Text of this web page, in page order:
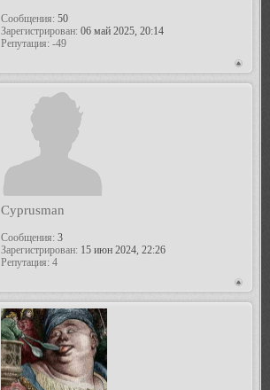
Сообщения:50
Зарегистрирован:06 май 2025, 20:14
Репутация: -49
Cyprusman
Сообщения:3
Зарегистрирован:15 июн 2024, 22:26
Репутация: 4